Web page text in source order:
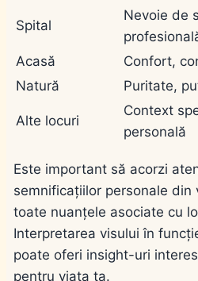
Spital
Nevoie de
Acasă
Confort,
Natură
Puritate,
Alte locuri
Context
personală
Este important să acorzi
semnificațiilor personale din
toate nuanțele asociate cu
Interpretarea visului în
poate oferi insight-uri
pentru viața ta.